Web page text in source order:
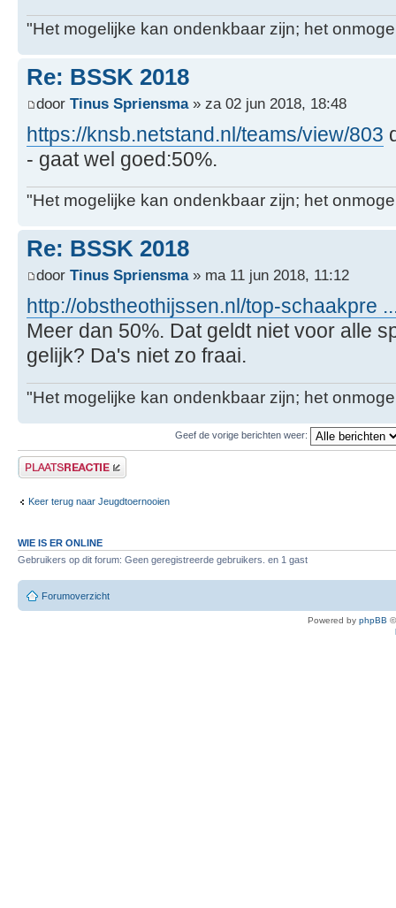
"Het mogelijke kan ondenkbaar zijn; het
Re: BSSK 2018
door Tinus Spriensma» za 02 jun 2018, 18:48
https://knsb.netstand.nl/teams/view/803
- gaat wel goed:50%.
"Het mogelijke kan ondenkbaar zijn; het
Re: BSSK 2018
door Tinus Spriensma» ma 11 jun 2018, 11:12
http://obstheothijssen.nl/top-schaakpre
Meer dan 50%. Dat geldt niet voor alle
gelijk? Da's niet zo fraai.
"Het mogelijke kan ondenkbaar zijn; het
Geef de vorige berichten weer:
Plaats een reactie
Keer terug naar Jeugdtoernooien
WIE IS ER ONLINE
Gebruikers op dit forum: Geen geregistreerde gebruikers. en 1 gast
Forumoverzicht
Powered by phpBB